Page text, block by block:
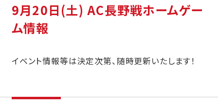
9月20日(土) AC長野戦ホームゲー
ム情報
イベント情報等は決定次第、随時更新いたします！